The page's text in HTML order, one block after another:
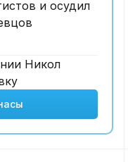
и осудил
Никол